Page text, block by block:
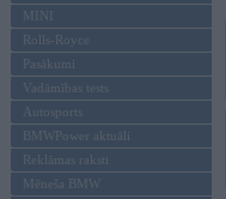
MINI
Rolls-Royce
Pasākumi
Vadāmības tests
Autosports
BMWPower aktuāli
Reklāmas raksti
Mēneša BMW